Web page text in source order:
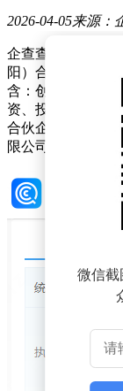
2026-04-05来源：
企查查APP显示
阳）合伙企业（
含：创业投资（
资、投资管理、
合伙企业由中国
限公司等共同持股
微信截